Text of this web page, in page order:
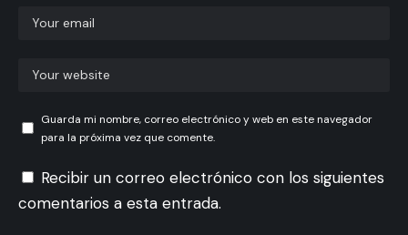
Guarda mi nombre, correo electrónico y web en este navegador
para la próxima vez que comente.
Recibir un correo electrónico con los siguientes
comentarios a esta entrada.